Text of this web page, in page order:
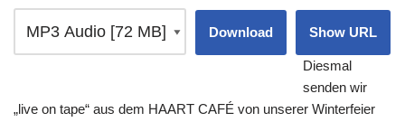
Download Show URL
Diesmal
senden wir
„live on tape“ aus dem HAART CAFÉ von unserer Winterfeier